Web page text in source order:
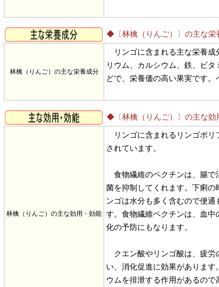
◆〔林檎（りんご）〕の主な栄
林檎（りんご）の主な栄養成分
リンゴに含まれる主な栄養成
リウム、カルシウム、鉄、ビ
どで、栄養価の高い果実です
◆〔林檎（りんご）〕の主な効
林檎（りんご）の主な効用・効能
リンゴに含まれるリンゴポリ
されています。
食物繊維のペクチンは、腸で
菌を抑制してくれます。下痢
ンゴは水分も多く含むので便
す。食物繊維ペクチンは、血
化の予防にもなります。
クエン酸やリンゴ酸は、疲労
い、消化促進に効果がありま
ウムを排泄する作用があるの